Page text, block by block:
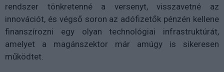
rendszer tönkretenné a versenyt, visszavetné az
innovációt, és végső soron az adófizetők pénzén kellene
finanszírozni egy olyan technológiai infrastruktúrát,
amelyet a magánszektor már amúgy is sikeresen
működtet.